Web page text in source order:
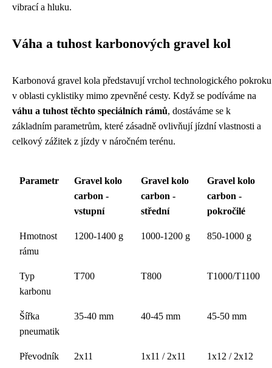
vibrací a hluku.
Váha a tuhost karbonových gravel kol
Karbonová gravel kola představují vrchol technologického pokroku
v oblasti cyklistiky mimo zpevněné cesty. Když se podíváme na
váhu a tuhost těchto speciálních rámů, dostáváme se k
základním parametrům, které zásadně ovlivňují jízdní vlastnosti a
celkový zážitek z jízdy v náročném terénu.
Parametr
Gravel kolo
carbon -
vstupní
Gravel kolo
carbon -
střední
Gravel kolo
carbon -
pokročilé
Hmotnost
rámu
1200-1400 g 1000-1200 g 850-1000 g
Typ
karbonu
T700 T800 T1000/T1100
Šířka
pneumatik
35-40 mm 40-45 mm 45-50 mm
Převodník 2x11 1x11 / 2x11 1x12 / 2x12